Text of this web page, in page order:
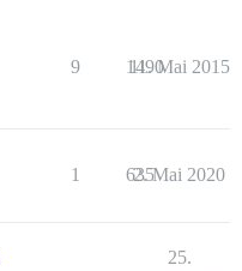
9 1490
11. Mai 2015
1 635
2. Mai 2020
25.